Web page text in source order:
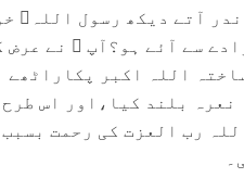
آتے دیکھ رسول اللہﷺ
سے آئے ہو؟آپ ؓ نے عرض
اللہ اکبر پکاراٹھے
بلند کیا،اور اس
رب العزت کی رحمت بسبب